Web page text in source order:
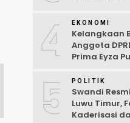
4 EKONOMI
Kelangkaan
Anggota
Prima Eyza
Terbuka
5 POLITIK
Swandi
Luwu Timur,
Kaderisasi